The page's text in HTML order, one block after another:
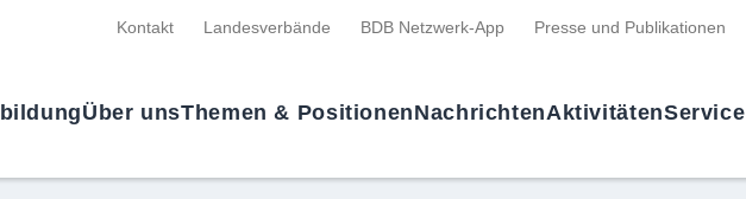
Kontakt Landesverbände BDB Netzwerk-App Presse und Publikationen
Über unsThemen & PositionenNachrichtenAktivitätenService